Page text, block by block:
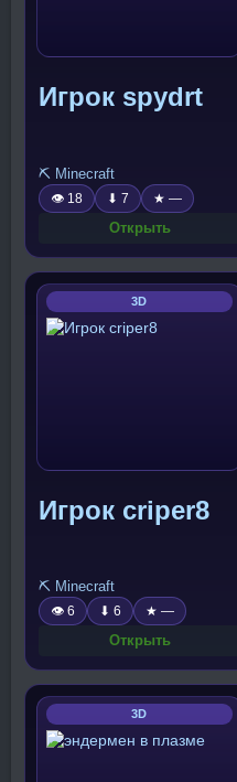
Игрок spydrt
⛏️ Minecraft
👁 18 ⬇ 7 ★ —
Открыть
3D
Игрок criper8
⛏️ Minecraft
👁 6 ⬇ 6 ★ —
Открыть
3D